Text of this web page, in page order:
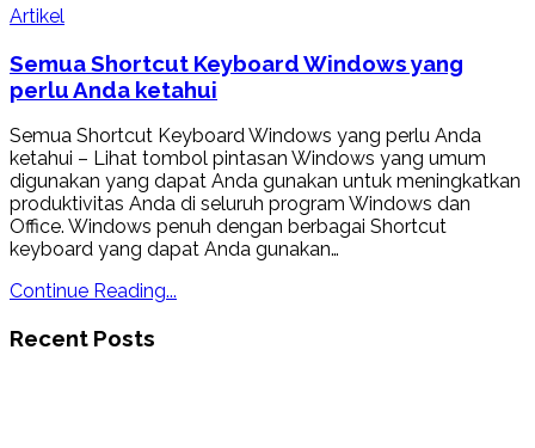
Artikel
Semua Shortcut Keyboard Windows yang
perlu Anda ketahui
Semua Shortcut Keyboard Windows yang perlu Anda
ketahui – Lihat tombol pintasan Windows yang umum
digunakan yang dapat Anda gunakan untuk meningkatkan
produktivitas Anda di seluruh program Windows dan
Office. Windows penuh dengan berbagai Shortcut
keyboard yang dapat Anda gunakan…
Continue Reading...
Recent Posts